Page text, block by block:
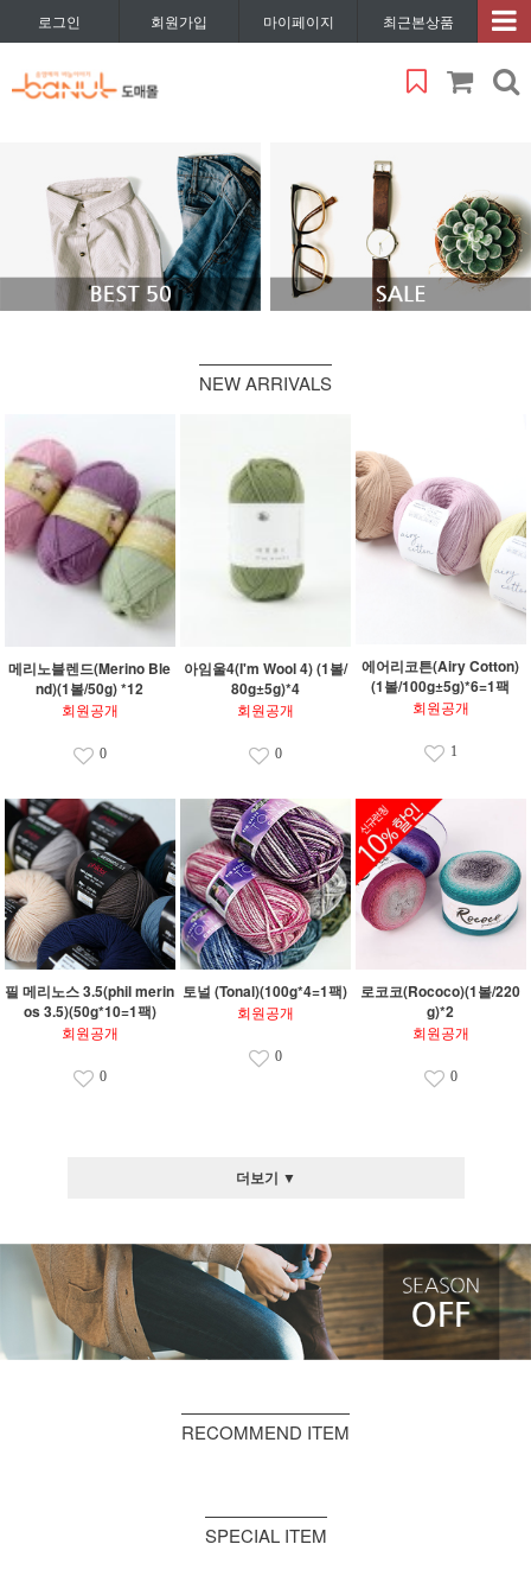
로그인 회원가입 마이페이지 최근본상품
NEW ARRIVALS
메리노블렌드(Merino Ble
nd)(1볼/50g) *12
회원공개
0
아임울4(I'm Wool 4) (1볼/
80g±5g)*4
회원공개
0
에어리코튼(Airy Cotton)
(1볼/100g±5g)*6=1팩
회원공개
1
필 메리노스 3.5(phil merin
os 3.5)(50g*10=1팩)
회원공개
0
토널 (Tonal)(100g*4=1팩)
회원공개
0
로코코(Rococo)(1볼/220
g)*2
회원공개
0
더보기 ▼
RECOMMEND ITEM
SPECIAL ITEM